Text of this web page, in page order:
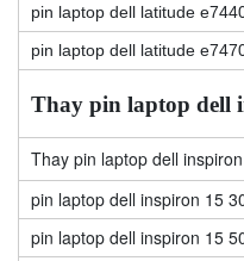
pin laptop dell latitude
pin laptop dell latitude
Thay pin laptop dell
Thay pin laptop dell
pin laptop dell inspiron 15
pin laptop dell inspiron 15